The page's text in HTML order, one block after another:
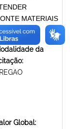
MATERIAIS
da
Global: